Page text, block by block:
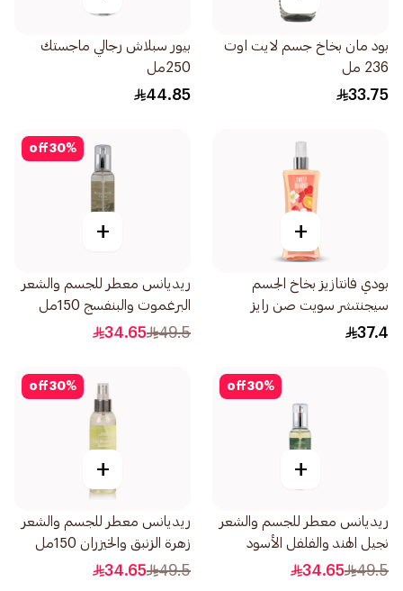
بود مان بخاخ جسم لايت اوت
236 مل
33.75
بيور سبلاش رجالي ماجستك
250مل
44.85
+
بودي فانتازيز بخاخ الجسم
سيجنتشر سويت صن رايز
236مل
37.4
30%
off
+
ريديانس معطر للجسم والشعر
البرغموت والبنفسج 150مل
49.5
34.65
30%
off
+
ريديانس معطر للجسم والشعر
نجيل الهند والفلفل الأسود
150مل
49.5
34.65
30%
off
+
ريديانس معطر للجسم والشعر
زهرة الزنبق والخيزران 150مل
49.5
34.65